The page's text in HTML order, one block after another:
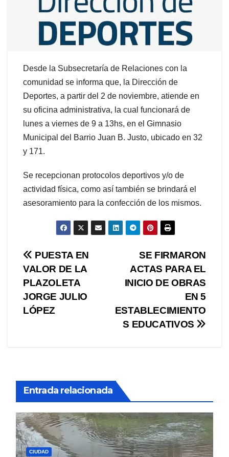
Desde la Subsecretaría de Relaciones con la
comunidad se informa que, la Dirección de
Deportes, a partir del 2 de noviembre, atiende en
su oficina administrativa, la cual funcionará de
lunes a viernes de 9 a 13hs, en el Gimnasio
Municipal del Barrio Juan B. Justo, ubicado en 32
y 171.
Se recepcionan protocolos deportivos y/o de
actividad física, como así también se brindará el
asesoramiento para la confección de los mismos.
Navegación
de
entradas
SE FIRMARON
ACTAS PARA EL
INICIO DE OBRAS
EN 5
ESTABLECIMIENTO
S EDUCATIVOS
PUESTA EN
VALOR DE LA
PLAZOLETA
JORGE JULIO
LÓPEZ
Entrada relacionada
CIUDAD